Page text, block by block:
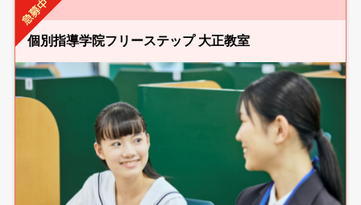
個別指導学院フリーステップ 大正教室